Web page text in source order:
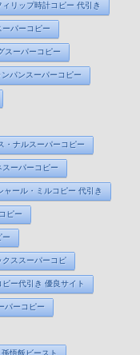
ィリップ時計コピー 代引き
ーパーコピー
スーパーコピー
ンパンスーパーコピー
・ナルスーパーコピー
スーパーコピー
ャール・ミルコピー 代引き
ピー
ー
クススーパーコピ
ー代引き 優良サイト
パーコピー